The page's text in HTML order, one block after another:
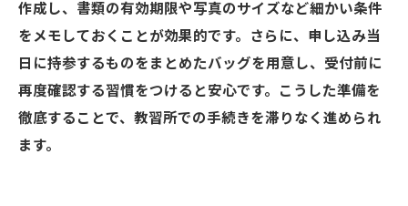
作成し、書類の有効期限や写真のサイズなど細かい条件
をメモしておくことが効果的です。さらに、申し込み当
日に持参するものをまとめたバッグを用意し、受付前に
再度確認する習慣をつけると安心です。こうした準備を
徹底することで、教習所での手続きを滞りなく進められ
ます。